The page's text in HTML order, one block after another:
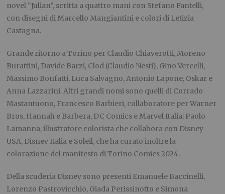
novel “Julian”, scritta a quattro mani con Stefano Fantelli,
con disegni di Marcello Mangiantini e colori di Letizia
Castagna.
Grande ritorno a Torino per Claudio Chiaverotti, Moreno
Burattini, Davide Barzi, Clod (Claudio Nesti), Gino Vercelli,
Massimo Bonfatti, Luca Salvagno, Antonio Lapone, Oskar e
Anna Lazzarini. Altri grandi nomi sono quelli di Corrado
Mastantuono, Francesco Barbieri, collaboratore per Warner
Bros, Hannah e Barbera, DC Comics e Marvel Italia; Paolo
Lamanna, illustratore colorista che collabora con Disney
USA, Disney Italia e Soleil, che ha curato inoltre la
colorazione del manifesto di Torino Comics 2024.
Della scuderia Disney sono presenti Emanuele Baccinelli,
Lorenzo Pastrovicchio, Giada Perissinotto e Simona